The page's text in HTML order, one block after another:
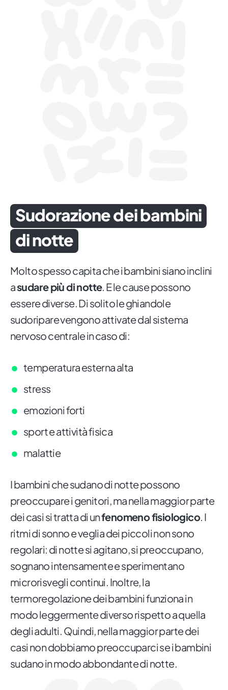
Sudorazione dei bambini
di notte
Molto spesso capita che i bambini siano inclini
asudare più di notte. E le cause possono
essere diverse. Di solito le ghiandole
sudoripare vengono attivate dal sistema
nervoso centrale in caso di:
temperatura esterna alta
stress
emozioni forti
sport e attività fisica
malattie
I bambini che sudano di notte possono
preoccupare i genitori, ma nella maggior parte
dei casi si tratta di unfenomeno fisiologico. I
ritmi di sonno e veglia dei piccoli non sono
regolari: di notte si agitano, si preoccupano,
sognano intensamente e sperimentano
microrisvegli continui. Inoltre, la
termoregolazione dei bambini funziona in
modo leggermente diverso rispetto a quella
degli adulti. Quindi, nella maggior parte dei
casi non dobbiamo preoccuparci se i bambini
sudano in modo abbondante di notte.